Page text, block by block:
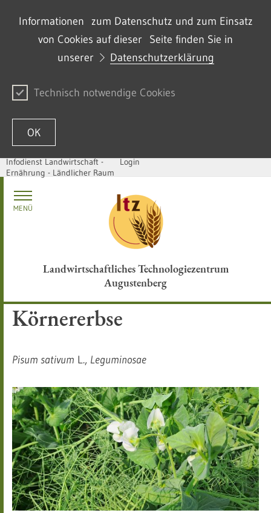
Informationen zum Datenschutz und zum Einsatz
von Cookies auf dieser Seite finden Sie in
unserer
Datenschutzerklärung
Technisch notwendige Cookies
OK
Zum Inhalt springen
Infodienst Landwirtschaft -
Ernährung - Ländlicher Raum
Login
Landwirtschaftliches Technologiezentrum
Augustenberg
MENÜ
Körnererbse
Pisum sativum L., Leguminosae​